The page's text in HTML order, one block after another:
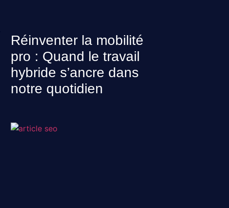
Réinventer la mobilité
pro : Quand le travail
hybride s’ancre dans
notre quotidien